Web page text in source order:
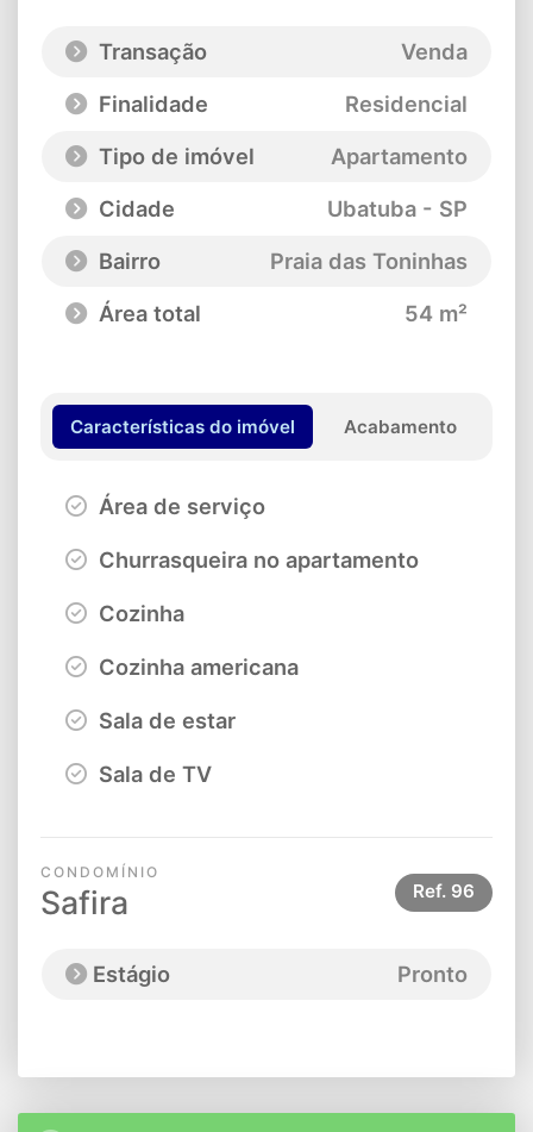
Transação
Venda
Finalidade
Residencial
Tipo de imóvel
Apartamento
Cidade
Ubatuba - SP
Bairro
Praia das Toninhas
Área total
54 m²
Características do imóvel Acabamento
Área de serviço
Churrasqueira no apartamento
Cozinha
Cozinha americana
Sala de estar
Sala de TV
CONDOMÍNIO
Safira Ref. 96
Estágio Pronto